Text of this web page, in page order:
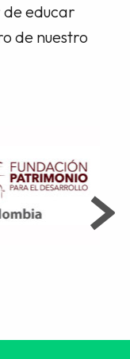
educar
de nuestro